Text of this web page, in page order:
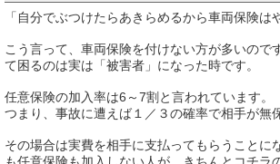
「自分でぶつけたらあきらめるから車両保険は
こう言って、車両保険を付けない方が多いので
て困るのは実は「被害者」になった時です。
任意保険の加入率は6～7割と言われています。
つまり、事故に遭えば１／３の確率で相手が無
その場合は実費を相手に支払ってもらうことに
も任意保険も加入しない人が、きちんとコチラ